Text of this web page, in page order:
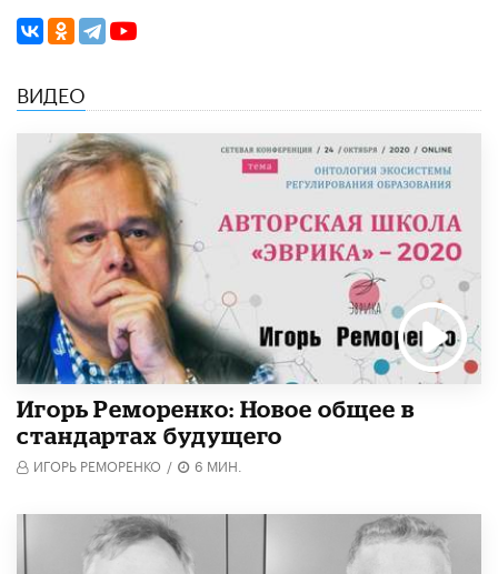
ВИДЕО
Игорь Реморенко: Новое общее в
стандартах будущего
ИГОРЬ РЕМОРЕНКО / 6 МИН.